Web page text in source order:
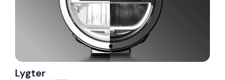
Granit Parts
Lygter